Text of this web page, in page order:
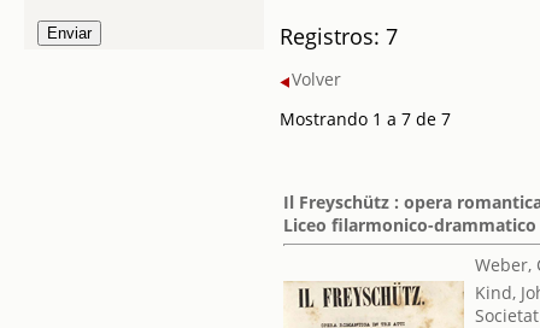
Registros: 7
Volver
Mostrando 1 a 7 de 7
Il Freyschütz : opera
Liceo filarmonico-drammatico
Weber,
Kind,